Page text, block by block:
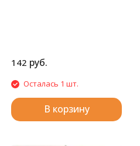
142 руб.
Осталась 1 шт.
В корзину